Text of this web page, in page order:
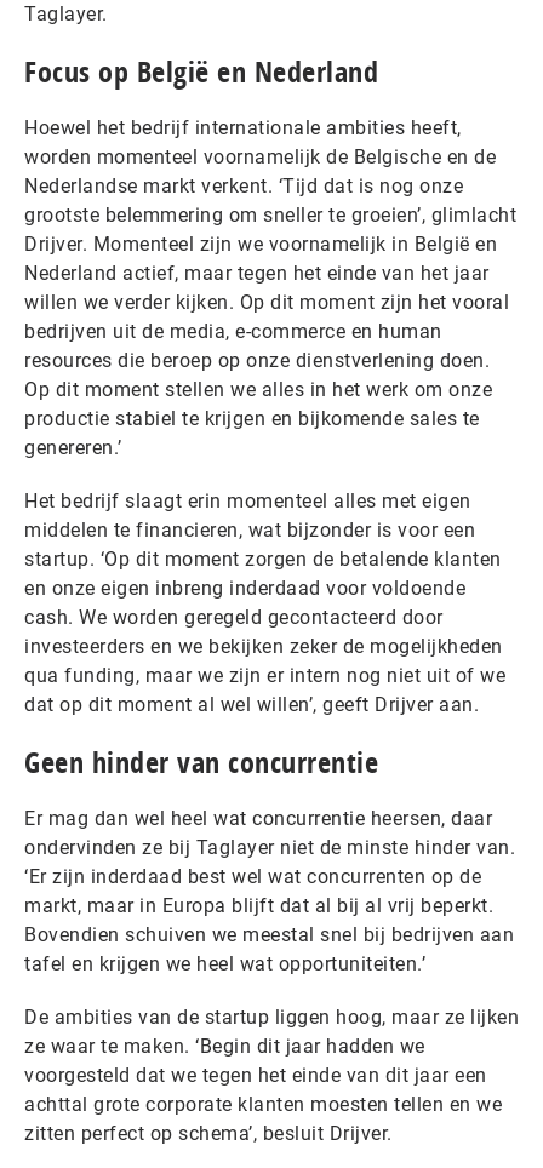
Taglayer.
Focus op België en Nederland
Hoewel het bedrijf internationale ambities heeft,
worden momenteel voornamelijk de Belgische en de
Nederlandse markt verkent. ‘Tijd dat is nog onze
grootste belemmering om sneller te groeien’, glimlacht
Drijver. Momenteel zijn we voornamelijk in België en
Nederland actief, maar tegen het einde van het jaar
willen we verder kijken. Op dit moment zijn het vooral
bedrijven uit de media, e-commerce en human
resources die beroep op onze dienstverlening doen.
Op dit moment stellen we alles in het werk om onze
productie stabiel te krijgen en bijkomende sales te
genereren.’
Het bedrijf slaagt erin momenteel alles met eigen
middelen te financieren, wat bijzonder is voor een
startup. ‘Op dit moment zorgen de betalende klanten
en onze eigen inbreng inderdaad voor voldoende
cash. We worden geregeld gecontacteerd door
investeerders en we bekijken zeker de mogelijkheden
qua funding, maar we zijn er intern nog niet uit of we
dat op dit moment al wel willen’, geeft Drijver aan.
Geen hinder van concurrentie
Er mag dan wel heel wat concurrentie heersen, daar
ondervinden ze bij Taglayer niet de minste hinder van.
‘Er zijn inderdaad best wel wat concurrenten op de
markt, maar in Europa blijft dat al bij al vrij beperkt.
Bovendien schuiven we meestal snel bij bedrijven aan
tafel en krijgen we heel wat opportuniteiten.’
De ambities van de startup liggen hoog, maar ze lijken
ze waar te maken. ‘Begin dit jaar hadden we
voorgesteld dat we tegen het einde van dit jaar een
achttal grote corporate klanten moesten tellen en we
zitten perfect op schema’, besluit Drijver.